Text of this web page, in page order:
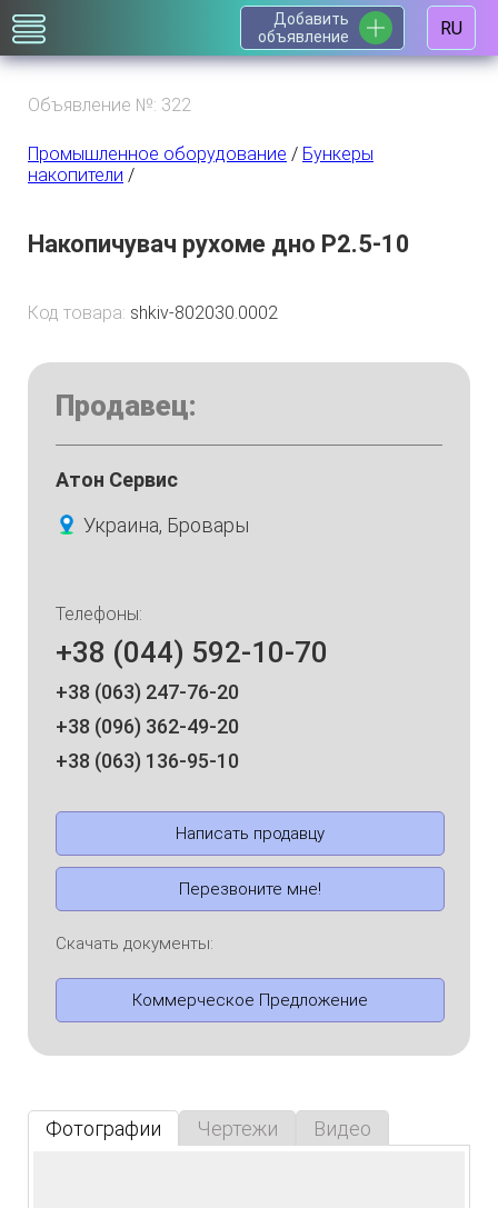
Добавить
объявление
RU
Объявление №: 322
Промышленное оборудование / Бункеры
накопители /
Накопичувач рухоме дно P2.5-10
Код товара: shkiv-802030.0002
Продавец:
Атон Сервис
Украина, Бровары
Телефоны:
+38 (044) 592-10-70
+38 (063) 247-76-20
+38 (096) 362-49-20
+38 (063) 136-95-10
Написать продавцу
Перезвоните мне!
Скачать документы:
Коммерческое Предложение
Фотографии Чертежи Видео